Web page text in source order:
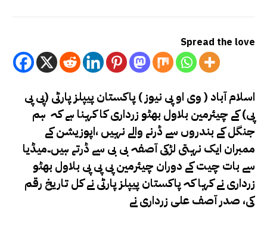
Spread the love
اسلام آباد ( وی او پی نیوز ) پاکستان پیپلز پارٹی (پی پی
پی) کے چیئرمین بلاول بھٹو زرداری کا کہنا ہے کہ ہم
جنگل کے بندروں سے ڈرنے والے نہیں ،اپوزیشن کے
ممبران ایک نہتی لڑکی آصفہ بی بی سے ڈرتے ہیں۔میڈیا
سے بات چیت کے دوران چیئرمین پی پی پی بلاول بھٹو
زرداری نے کہا کہ پاکستان پیپلز پارٹی نے کل تاریخ رقم
کی، صدر آصف علی زرداری نے